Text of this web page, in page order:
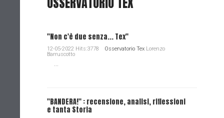
"Non c'è due senza... Tex"
12-05-2022 Hits:3778 Osservatorio Tex Lorenzo
Barruscotto
...
"BANDERA!" : recensione, analisi, riflessioni
e tanta Storia